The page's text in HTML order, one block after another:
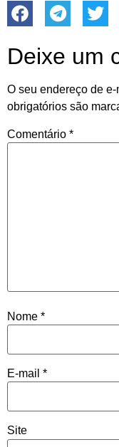
Deixe um
O seu endereço de
obrigatórios são
Comentário *
Nome *
E-mail *
Site